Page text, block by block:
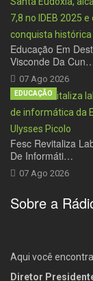
Educação Em
Visconde Da
07 Ago 2026
Fesc Revitaliza
De Informáti…
07 Ago 2026
EDUCAÇÃO
Sobre a
Aqui você
Diretor